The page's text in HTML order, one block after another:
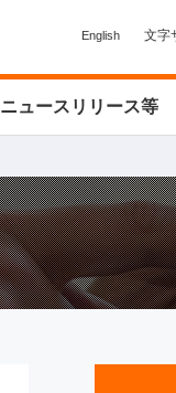
文字
English
ニュースリリース等